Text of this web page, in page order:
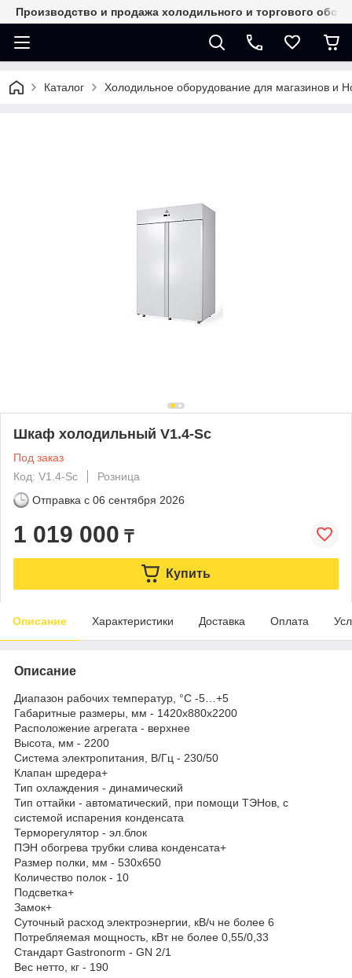
Производство и продажа холодильного и торгового
Каталог Холодильное оборудование для магазинов и
Шкаф холодильный V1.4-Sc
Под заказ
Код: V1.4-Sc
Розница
Отправка с 06 сентября 2026
1 019 000 ₸
Купить
Описание Характеристики Доставка Оплата
Описание
Диапазон рабочих температур, °C -5…+5
Габаритные размеры, мм - 1420х880х2200
Расположение агрегата - верхнее
Высота, мм - 2200
Система электропитания, В/Гц - 230/50
Клапан шредера+
Тип охлаждения - динамический
Тип оттайки - автоматический, при помощи ТЭНов, с
системой испарения конденсата
Терморегулятор - эл.блок
ПЭН обогрева трубки слива конденсата+
Размер полки, мм - 530x650
Количество полок - 10
Подсветка+
Замок+
Суточный расход электроэнергии, кВ/ч не более 6
Потребляемая мощность, кВт не более 0,55/0,33
Стандарт Gastronorm - GN 2/1
Вес нетто, кг - 190